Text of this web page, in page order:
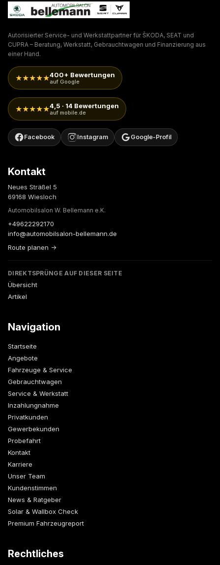
Autorisierter Service- und Werkstattpartner für ŠKODA, SEAT und
CUPRA – Beratung, Werkstatt, Gebrauchtwagen und Finanzierung aus
einer Hand.
★★★★★400+ Bewertungen
auf Google
★★★★★4,5 · 14 Bewertungen
auf mobile.de
Facebook Instagram Google-Profil
Kontakt
Neues Sträßel 5
69168 Wiesloch
Automobilsalon W. Bellemann e.K.
+49622292170
info@automobilsalon-bellemann.de
Route planen →
DIREKTSPRÜNGE AUF DIESER SEITE
Übersicht
Artikel
Navigation
Startseite
Angebote
Fahrzeuge & Service
Gebrauchtwagen
Service & Werkstatt
Inzahlungnahme
Privatkunden
Gewerbekunden
Probefahrt
Kontakt
Karriere
Unser Team
Kundenstimmen
News & Ratgeber
Solar & Wallbox Check
Premium Fahrzeugreport
Rechtliches